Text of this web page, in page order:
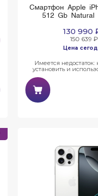
Смартфон Apple
512 Gb Natural
130 990
150 639 ₽
Цена
Имеется
установить и